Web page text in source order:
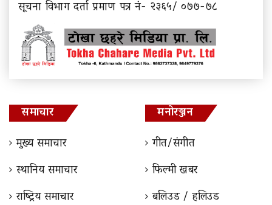
सूचना विभाग दर्ता प्रमाण पत्र नं- २३६५/ ०७७-७८
समाचार
मुख्य समाचार
स्थानिय समाचार
राष्ट्रिय समाचार
मनोरञ्जन
गीत/संगीत
फिल्मी खबर
बलिउड / हलिउड